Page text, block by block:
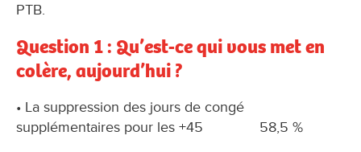
PTB.
Question 1 : Qu’est-ce qui vous met en
colère, aujourd’hui ?
• La suppression des jours de congé
supplémentaires pour les +45 58,5 %